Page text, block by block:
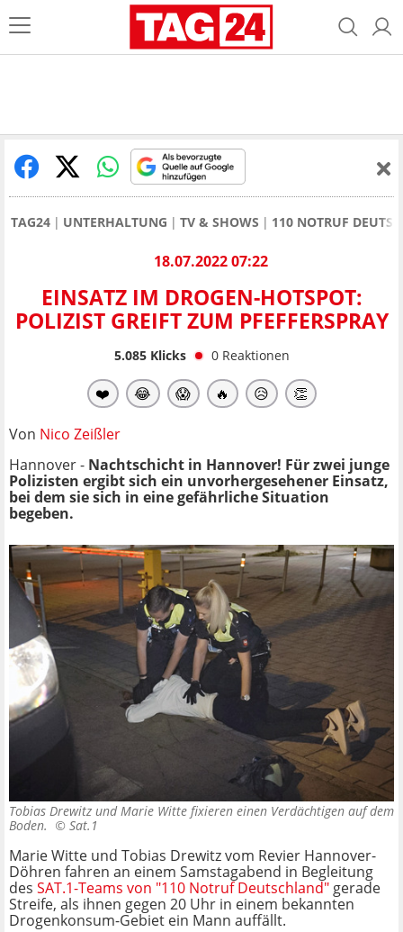
TAG24 UNTERHALTUNG TV & SHOWS 110 NOTRUF
18.07.2022 07:22
EINSATZ IM DROGEN-HOTSPOT:
POLIZIST GREIFT ZUM PFEFFERSPRAY
5.085Klicks 0 Reaktionen
❤️ 😂 😱 🔥 😥 👏
Von Nico Zeißler
Hannover - Nachtschicht in Hannover! Für zwei junge
Polizisten ergibt sich ein unvorhergesehener Einsatz,
bei dem sie sich in eine gefährliche Situation
begeben.
Tobias Drewitz und Marie Witte fixieren einen Verdächtigen auf dem
Boden. © Sat.1
Marie Witte und Tobias Drewitz vom Revier Hannover-
Döhren fahren an einem Samstagabend in Begleitung
des SAT.1-Teams von "110 Notruf Deutschland" gerade
Streife, als ihnen gegen 20 Uhr in einem bekannten
Drogenkonsum-Gebiet ein Mann auffällt.